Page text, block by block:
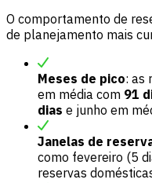
O comportamento de
de planejamento mais
Meses de pico: as
em média com 91
dias e junho em
Janelas de
como fevereiro (5
reservas